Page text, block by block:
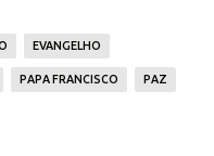
EVANGELHO
PAPA FRANCISCO PAZ